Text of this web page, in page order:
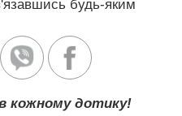
будь-яким
кожному дотику!